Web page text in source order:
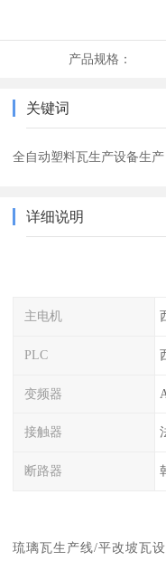
产品规格：
关键词
全自动塑料瓦生产设备生产
详细说明
主电机
PLC
变频器
接触器
断路器
琉璃瓦生产线/平改坡瓦